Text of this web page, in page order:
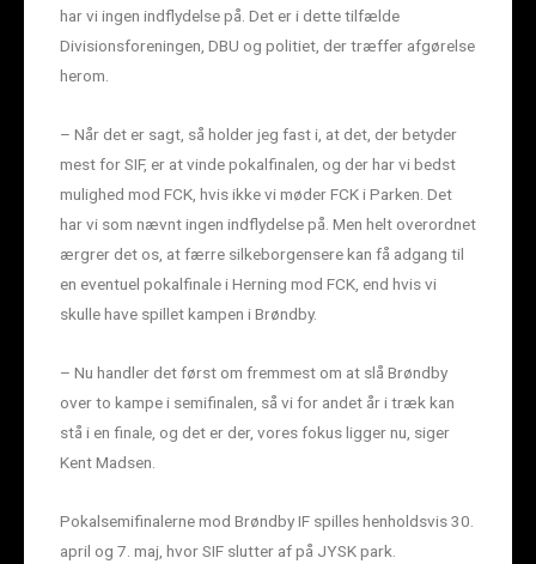
har vi ingen indflydelse på. Det er i dette tilfælde
Divisionsforeningen, DBU og politiet, der træffer afgørelse
herom.
– Når det er sagt, så holder jeg fast i, at det, der betyder
mest for SIF, er at vinde pokalfinalen, og der har vi bedst
mulighed mod FCK, hvis ikke vi møder FCK i Parken. Det
har vi som nævnt ingen indflydelse på. Men helt overordnet
ærgrer det os, at færre silkeborgensere kan få adgang til
en eventuel pokalfinale i Herning mod FCK, end hvis vi
skulle have spillet kampen i Brøndby.
– Nu handler det først om fremmest om at slå Brøndby
over to kampe i semifinalen, så vi for andet år i træk kan
stå i en finale, og det er der, vores fokus ligger nu, siger
Kent Madsen.
Pokalsemifinalerne mod Brøndby IF spilles henholdsvis 30.
april og 7. maj, hvor SIF slutter af på JYSK park.